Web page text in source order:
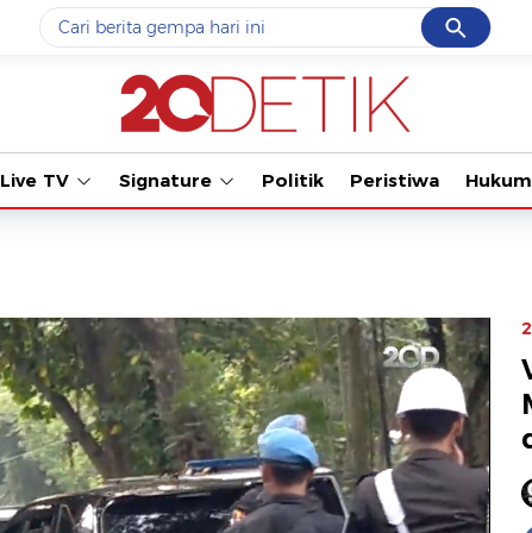
Cancel
Yang sedang ramai dicari
data live draw sgp
#3prabowo
Promoted
Terakhir yang dicari
Loading...
Tonton
Live TV Signature Politik Peristiwa Hukum